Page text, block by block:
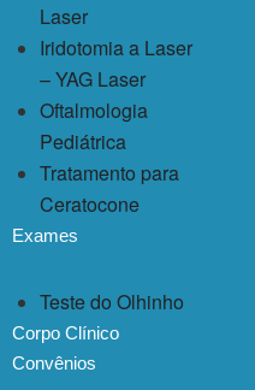
Laser
Iridotomia a Laser
– YAG Laser
Oftalmologia
Pediátrica
Tratamento para
Ceratocone
Exames
Teste do Olhinho
Corpo Clínico
Convênios